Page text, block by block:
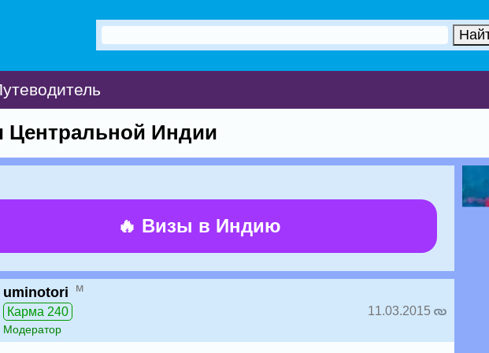
Центральной Индии
🔥 Визы в Индию
uminotori
м
Карма 240
Модератор
11.03.2015